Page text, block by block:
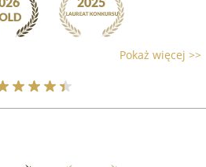
Pokaż więcej >>